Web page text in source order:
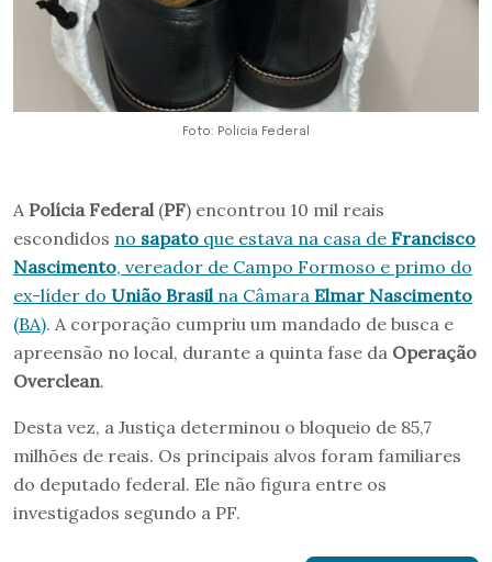
Foto: Polícia Federal
A Polícia Federal (PF) encontrou 10 mil reais
escondidos no sapato que estava na casa de Francisco
Nascimento, vereador de Campo Formoso e primo do
ex-líder do União Brasil na Câmara Elmar Nascimento
(BA). A corporação cumpriu um mandado de busca e
apreensão no local, durante a quinta fase da Operação
Overclean.
Desta vez, a Justiça determinou o bloqueio de 85,7
milhões de reais. Os principais alvos foram familiares
do deputado federal. Ele não figura entre os
investigados segundo a PF.